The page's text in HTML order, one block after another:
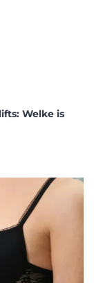
Welke is